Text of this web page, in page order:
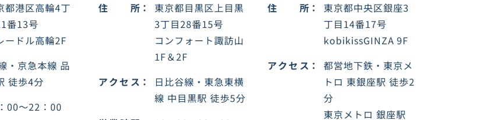
都港区高輪4丁
番13号
ードル高輪2F
・京急本線 品
徒歩4分
00～22：00
住所
東京都目黒区上目黒
3丁目28番15号
コンフォート諏訪山
1F＆2F
アクセス
日比谷線・東急東横
線 中目黒駅 徒歩5分
住所
東京都中央区銀座3
丁目14番17号
kobikissGINZA 9F
アクセス
都営地下鉄・東京メ
トロ 東銀座駅 徒歩2
分
東京メトロ 銀座駅